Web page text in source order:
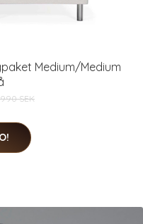
Medium/Medium
SEK